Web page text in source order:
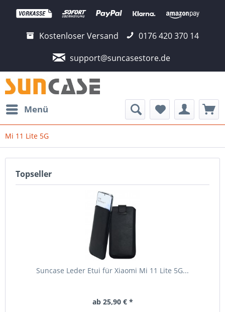
Kostenloser Versand
0176 420 370 14
support@suncasestore.de
Menü
Mi 11 Lite 5G
Topseller
Suncase Leder Etui für Xiaomi Mi 11 Lite 5G...
ab 25,90 € *